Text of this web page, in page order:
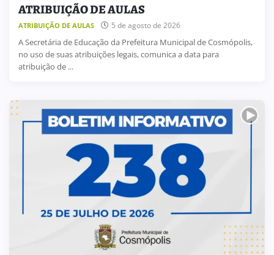
ATRIBUIÇÃO DE AULAS
ATRIBUIÇÃO DE AULAS 5 de agosto de 2026
A Secretária de Educação da Prefeitura Municipal de Cosmópolis,
no uso de suas atribuições legais, comunica a data para
atribuição de ...